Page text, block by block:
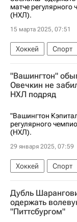
матче
(НХЛ).
15 марта 2025, 07:51
Хоккей Спорт
Илья Сорокин
Колорадо
Нью-Йорк
Национальная
"Вашингтон"
Овечкин не
НХЛ подряд
"Вашингтон
регулярного
(НХЛ).
29 января 2025, 07:59
Хоккей Спорт
Андрей Кузьменко
Пьер-Люк Дюбуа
Вашингтон
Дубль
одержать
"Питтсбургом"